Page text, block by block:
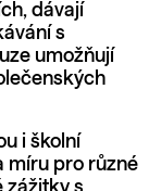
dávají
s
umožňují
i školní
míru pro různé